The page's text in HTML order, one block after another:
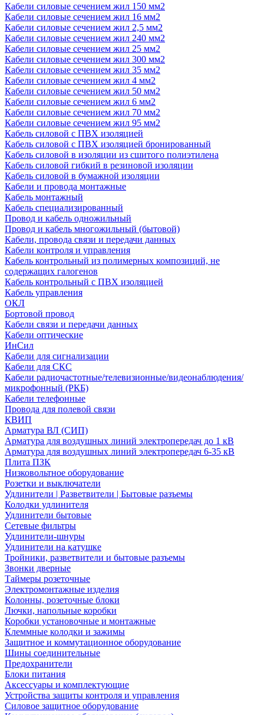
Кабели силовые сечением жил 150 мм2
Кабели силовые сечением жил 16 мм2
Кабели силовые сечением жил 2,5 мм2
Кабели силовые сечением жил 240 мм2
Кабели силовые сечением жил 25 мм2
Кабели силовые сечением жил 300 мм2
Кабели силовые сечением жил 35 мм2
Кабели силовые сечением жил 4 мм2
Кабели силовые сечением жил 50 мм2
Кабели силовые сечением жил 6 мм2
Кабели силовые сечением жил 70 мм2
Кабели силовые сечением жил 95 мм2
Кабель силовой с ПВХ изоляцией
Кабель силовой с ПВХ изоляцией бронированный
Кабель силовой в изоляции из сшитого полиэтилена
Кабель силовой гибкий в резиновой изоляции
Кабель силовой в бумажной изоляции
Кабели и провода монтажные
Кабель монтажный
Кабель специализированный
Провод и кабель одножильный
Провод и кабель многожильный (бытовой)
Кабели, провода связи и передачи данных
Кабели контроля и управления
Кабель контрольный из полимерных композиций, не
содержащих галогенов
Кабель контрольный с ПВХ изоляцией
Кабель управления
ОКЛ
Бортовой провод
Кабели связи и передачи данных
Кабели оптические
ИнСил
Кабели для сигнализации
Кабели для СКС
Кабели радиочастотные/телевизионные/видеонаблюдения/
микрофонный (РКБ)
Кабели телефонные
Провода для полевой связи
КВИП
Арматура ВЛ (СИП)
Арматура для воздушных линий электропередач до 1 кВ
Арматура для воздушных линий электропередач 6-35 кВ
Плита ПЗК
Низковольтное оборудование
Розетки и выключатели
Удлинители | Разветвители | Бытовые разъемы
Колодки удлинителя
Удлинители бытовые
Сетевые фильтры
Удлинители-шнуры
Удлинители на катушке
Тройники, разветвители и бытовые разъемы
Звонки дверные
Таймеры розеточные
Электромонтажные изделия
Колонны, розеточные блоки
Лючки, напольные коробки
Коробки установочные и монтажные
Клеммные колодки и зажимы
Защитное и коммутационное оборудование
Шины соединительные
Предохранители
Блоки питания
Аксессуары и комплектующие
Устройства защиты контроля и управления
Силовое защитное оборудование